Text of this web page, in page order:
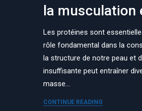
la musculation
Les protéines sont
rôle fondamental dans la
la structure de notre peau et
insuffisante peut entraîner
masse…
CONTINUE READING